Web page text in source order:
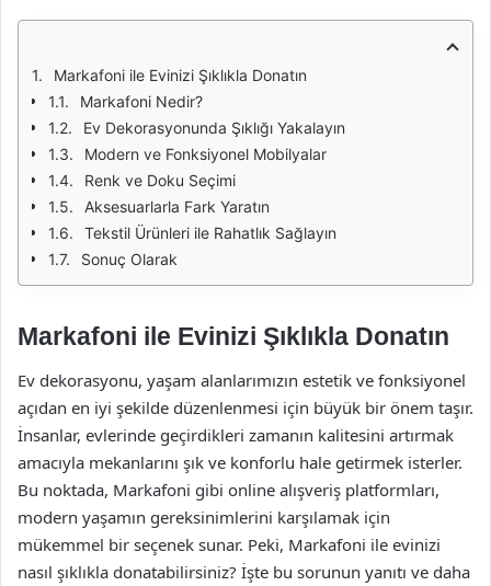
Markafoni ile Evinizi Şıklıkla Donatın
Markafoni Nedir?
Ev Dekorasyonunda Şıklığı Yakalayın
Modern ve Fonksiyonel Mobilyalar
Renk ve Doku Seçimi
Aksesuarlarla Fark Yaratın
Tekstil Ürünleri ile Rahatlık Sağlayın
Sonuç Olarak
Markafoni ile Evinizi Şıklıkla Donatın
Ev dekorasyonu, yaşam alanlarımızın estetik ve fonksiyonel
açıdan en iyi şekilde düzenlenmesi için büyük bir önem taşır.
İnsanlar, evlerinde geçirdikleri zamanın kalitesini artırmak
amacıyla mekanlarını şık ve konforlu hale getirmek isterler.
Bu noktada, Markafoni gibi online alışveriş platformları,
modern yaşamın gereksinimlerini karşılamak için
mükemmel bir seçenek sunar. Peki, Markafoni ile evinizi
nasıl şıklıkla donatabilirsiniz? İşte bu sorunun yanıtı ve daha